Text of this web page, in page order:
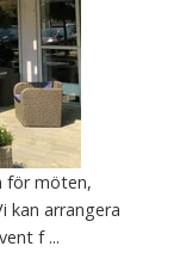
för möten,
kan arrangera
f ...